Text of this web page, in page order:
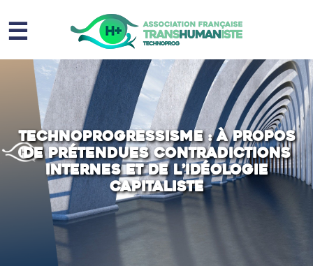
☰
Homme augmenté
Immortalité ?
Question sociale
Risques
L’association
Contact
Technoprogressisme : À propos
de prétendues contradictions
internes et de l’idéologie
capitaliste